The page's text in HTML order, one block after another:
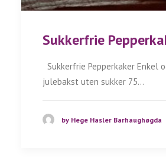
Sukkerfrie
Sukkerfrie Pepperkaker Enkel
julebakst uten sukker 75…
by Hege Hasler Barhaughøgda